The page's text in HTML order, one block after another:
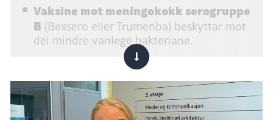
Vaksine mot meningokokk serogruppe
B (Bexsero eller Trumenba) beskyttar mot
dei mindre vanlege bakteriane.